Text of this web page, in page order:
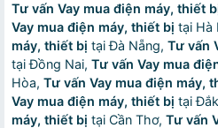
Tư vấn Vay mua điện máy, thiết
Vay mua điện máy, thiết bị tại Hà
máy, thiết bị tại Đà Nẵng, Tư vấn
tại Đồng Nai, Tư vấn Vay mua
Hòa, Tư vấn Vay mua điện máy,
Vay mua điện máy, thiết bị tại
máy, thiết bị tại Cần Thơ, Tư vấn